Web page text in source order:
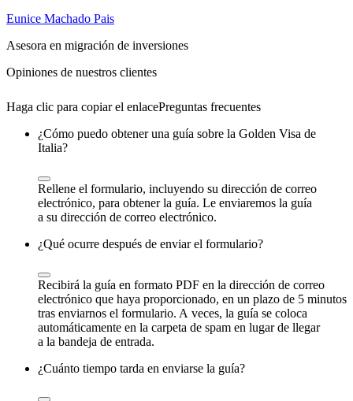
Eunice Machado Pais
Asesora en migración de inversiones
Opiniones de nuestros clientes
Preguntas frecuentes
¿Cómo puedo obtener una guía sobre la Golden Visa de
Italia?
Rellene el formulario, incluyendo su dirección de correo
electrónico, para obtener la guía. Le enviaremos la guía
a su dirección de correo electrónico.
¿Qué ocurre después de enviar el formulario?
Recibirá la guía en formato PDF en la dirección de correo
electrónico que haya proporcionado, en un plazo de 5 minutos
tras enviarnos el formulario. A veces, la guía se coloca
automáticamente en la carpeta de spam en lugar de llegar
a la bandeja de entrada.
¿Cuánto tiempo tarda en enviarse la guía?